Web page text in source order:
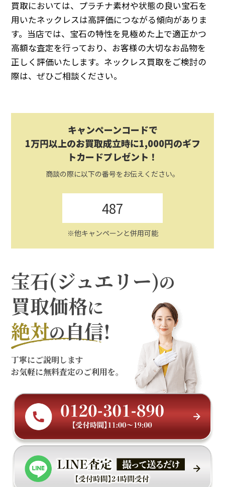
買取においては、プラチナ素材や状態の良い宝石を
用いたネックレスは高評価につながる傾向がありま
す。当店では、宝石の特性を見極めた上で適正かつ
高額な査定を行っており、お客様の大切なお品物を
正しく評価いたします。ネックレス買取をご検討の
際は、ぜひご相談ください。
キャンペーンコードで
1万円以上のお買取成立時に1,000円のギフ
トカードプレゼント！
商談の際に以下の番号をお伝えください。
487
※他キャンペーンと併用可能
宝石(ジュエリー)の
買取価格に
絶対の自信!
丁寧にご説明します
お気軽に無料査定のご利用を。